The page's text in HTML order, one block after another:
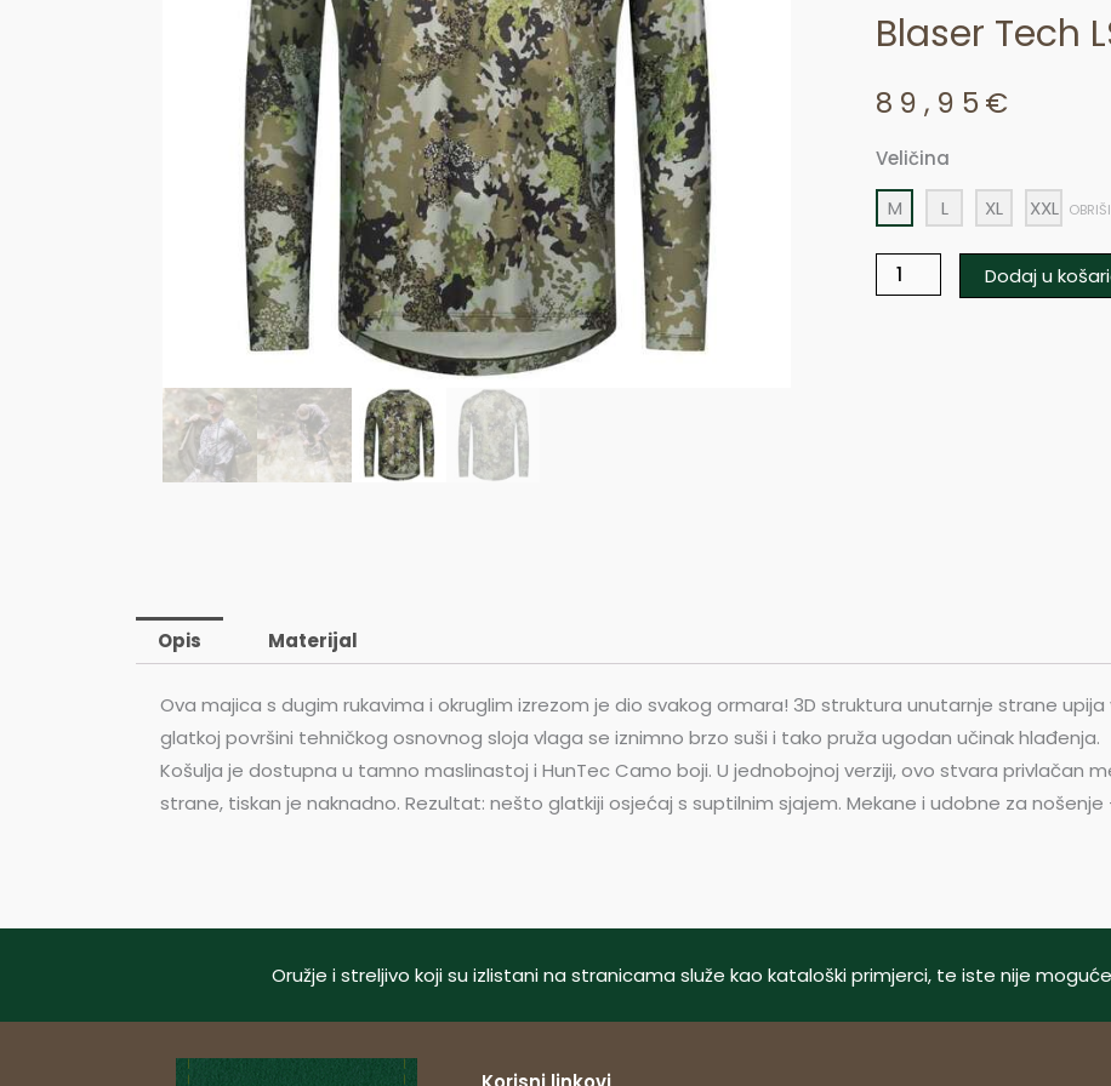
Blaser Tech
89,95 €
Veličina
M
L XL XXL OBRIŠI
Blaser
Tech
Shirt
23
Dodaj u
Opis Materijal
Ova majica s dugim rukavima i okruglim izrezom je dio svakog ormara! 3D struktura unutarnje strane
glatkoj površini tehničkog osnovnog sloja vlaga se iznimno brzo suši i tako pruža ugodan učinak hlađenja.
Košulja je dostupna u tamno maslinastoj i HunTec Camo boji. U jednobojnoj verziji, ovo stvara privlačan
strane, tiskan je naknadno. Rezultat: nešto glatkiji osjećaj s suptilnim sjajem. Mekane i udobne za
Oružje i streljivo koji su izlistani na stranicama služe kao kataloški primjerci, te iste nije